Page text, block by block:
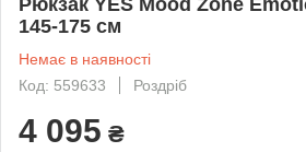
145-175 см
Немає в наявності
Код: 559633
Роздріб
4 095 ₴